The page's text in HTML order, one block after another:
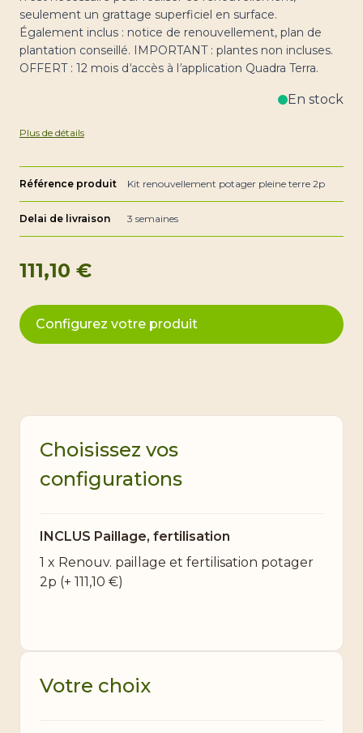
seulement un grattage superficiel en surface.
Également inclus : notice de renouvellement, plan de
plantation conseillé. IMPORTANT : plantes non incluses.
OFFERT : 12 mois d'accès à l'application Quadra Terra.
En stock
Plus de détails
Référence produit Kit renouvellement potager pleine terre 2p
Delai de livraison 3 semaines
111,10 €
Configurez votre produit
Choisissez vos
configurations
INCLUS Paillage, fertilisation
1 x Renouv. paillage et fertilisation potager
2p (+ 111,10 €)
Votre choix